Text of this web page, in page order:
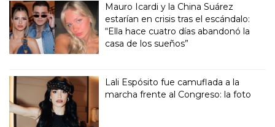
Mauro Icardi y la China Suárez
estarían en crisis tras el escándalo:
“Ella hace cuatro días abandonó la
casa de los sueños”
Lali Espósito fue camuflada a la
marcha frente al Congreso: la foto